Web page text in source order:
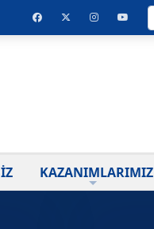
KAZANIMLARIMIZ